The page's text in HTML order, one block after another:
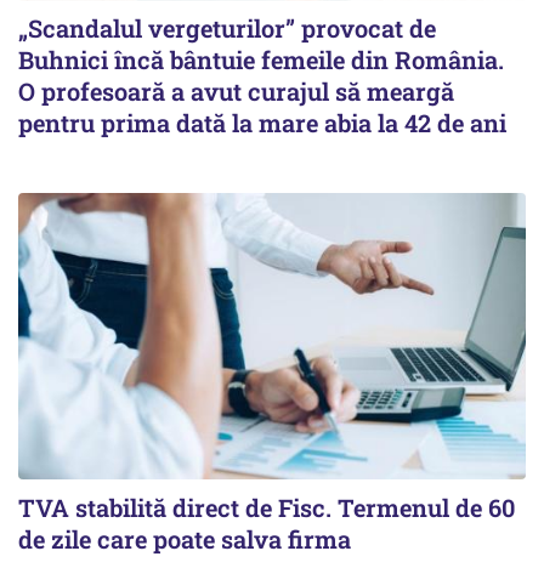
„Scandalul vergeturilor” provocat de
Buhnici încă bântuie femeile din România.
O profesoară a avut curajul să meargă
pentru prima dată la mare abia la 42 de ani
TVA stabilită direct de Fisc. Termenul de 60
de zile care poate salva firma